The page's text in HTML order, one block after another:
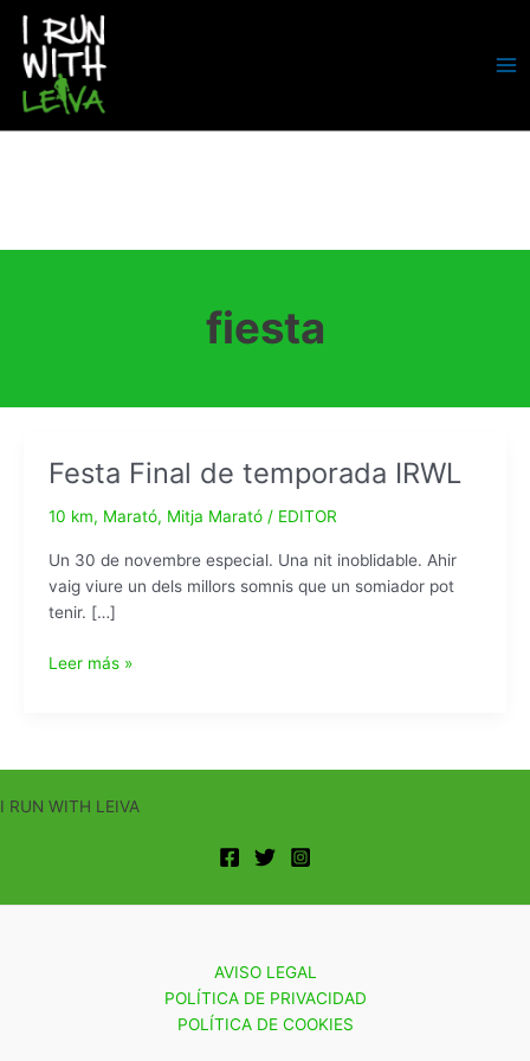
contenido
fiesta
Festa Final de temporada IRWL
10 km, Marató, Mitja Marató/ EDITOR
Un 30 de novembre especial. Una nit inoblidable. Ahir
vaig viure un dels millors somnis que un somiador pot
tenir. […]
Festa
IRWL
Leer más »
I RUN WITH LEIVA
AVISO LEGAL
POLÍTICA DE PRIVACIDAD
POLÍTICA DE COOKIES